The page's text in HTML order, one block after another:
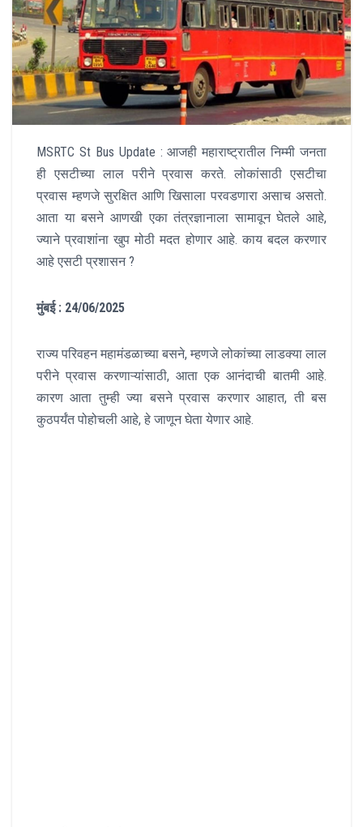
MSRTC St Bus Update : आजही महाराष्ट्रातील निम्मी जनता
ही एसटीच्या लाल परीने प्रवास करते. लोकांसाठी एसटीचा
प्रवास म्हणजे सुरक्षित आणि खिसाला परवडणारा असाच असतो.
आता या बसने आणखी एका तंत्रज्ञानाला सामावून घेतले आहे,
ज्याने प्रवाशांना खुप मोठी मदत होणार आहे. काय बदल करणार
आहे एसटी प्रशासन ?
मुंबई : 24/06/2025
राज्य परिवहन महामंडळाच्या बसने, म्हणजे लोकांच्या लाडक्या लाल
परीने प्रवास करणाऱ्यांसाठी, आता एक आनंदाची बातमी आहे.
कारण आता तुम्ही ज्या बसने प्रवास करणार आहात, ती बस
कुठपर्यंत पोहोचली आहे, हे जाणून घेता येणार आहे.